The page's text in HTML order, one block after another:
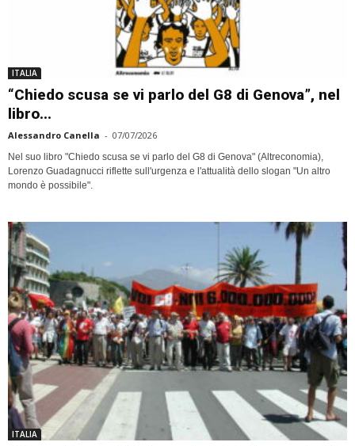
ITALIA
“Chiedo scusa se vi parlo del G8 di Genova”, nel
libro...
Alessandro Canella - 07/07/2026
Nel suo libro "Chiedo scusa se vi parlo del G8 di Genova" (Altreconomia),
Lorenzo Guadagnucci riflette sull'urgenza e l'attualità dello slogan "Un altro
mondo è possibile".
ITALIA